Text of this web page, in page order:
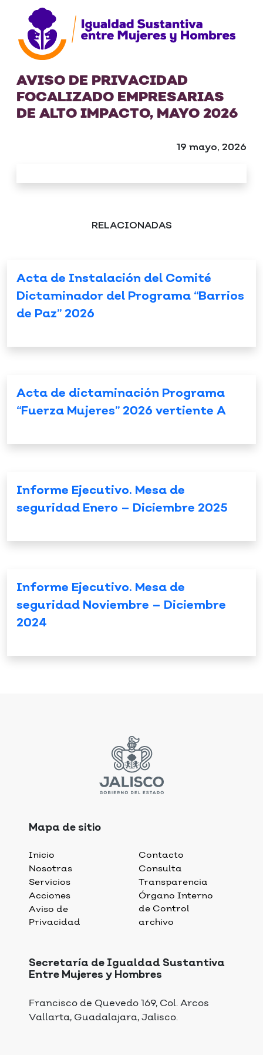
AVISO DE PRIVACIDAD
FOCALIZADO EMPRESARIAS
DE ALTO IMPACTO, MAYO 2026
19 mayo, 2026
RELACIONADAS
Acta de Instalación del Comité
Dictaminador del Programa “Barrios
de Paz” 2026
Acta de dictaminación Programa
“Fuerza Mujeres” 2026 vertiente A
Informe Ejecutivo. Mesa de
seguridad Enero – Diciembre 2025
Informe Ejecutivo. Mesa de
seguridad Noviembre – Diciembre
2024
Mapa de sitio
Inicio
Nosotras
Servicios
Acciones
Aviso de
Privacidad
Contacto
Consulta
Transparencia
Órgano Interno
de Control
archivo
Secretaría de Igualdad Sustantiva
Entre Mujeres y Hombres
Francisco de Quevedo 169, Col. Arcos
Vallarta, Guadalajara, Jalisco.